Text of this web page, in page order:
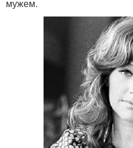
мужем.